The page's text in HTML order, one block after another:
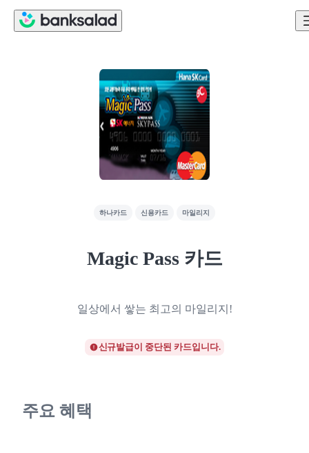
하나카드 신용카드 마일리지
Magic Pass 카드
일상에서 쌓는 최고의 마일리지!
신규발급이 중단된 카드입니다.
주요 혜택